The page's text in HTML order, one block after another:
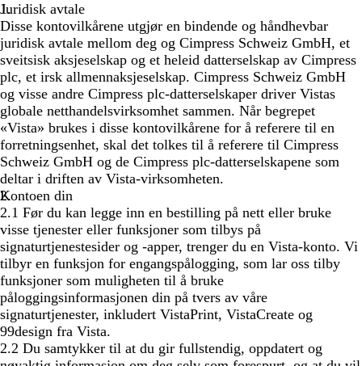
Juridisk avtale
Disse kontovilkårene utgjør en bindende og håndhevbar
juridisk avtale mellom deg og Cimpress Schweiz GmbH, et
sveitsisk aksjeselskap og et heleid datterselskap av Cimpress
plc, et irsk allmennaksjeselskap. Cimpress Schweiz GmbH
og visse andre Cimpress plc-datterselskaper driver Vistas
globale netthandelsvirksomhet sammen. Når begrepet
«Vista» brukes i disse kontovilkårene for å referere til en
forretningsenhet, skal det tolkes til å referere til Cimpress
Schweiz GmbH og de Cimpress plc-datterselskapene som
deltar i driften av Vista-virksomheten.
Kontoen din
2.1 Før du kan legge inn en bestilling på nett eller bruke
visse tjenester eller funksjoner som tilbys på
signaturtjenestesider og -apper, trenger du en Vista-konto. Vi
tilbyr en funksjon for engangspålogging, som lar oss tilby
funksjoner som muligheten til å bruke
påloggingsinformasjonen din på tvers av våre
signaturtjenester, inkludert VistaPrint, VistaCreate og
99design fra Vista.
2.2 Du samtykker til at du gir fullstendig, oppdatert og